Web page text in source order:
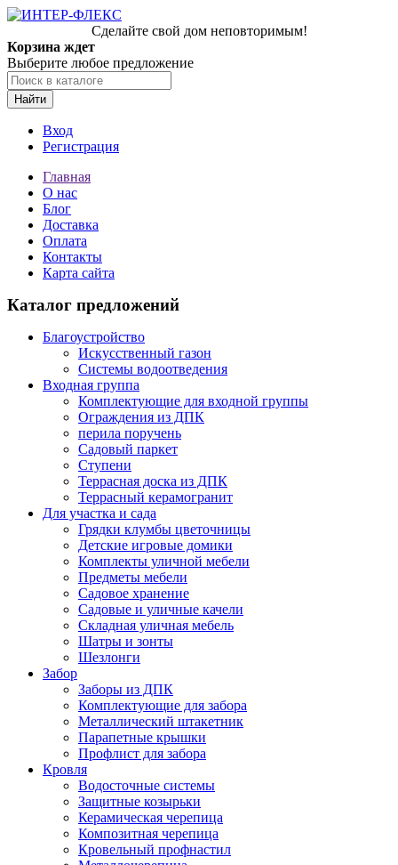
Сделайте свой дом неповторимым!
Корзина ждет
Выберите любое предложение
Найти
Вход
Регистрация
Главная
О нас
Блог
Доставка
Оплата
Контакты
Карта сайта
Каталог предложений
Благоустройство
Искусственный газон
Системы водоотведения
Входная группа
Комплектующие для входной группы
Ограждения из ДПК
перила поручень
Садовый паркет
Ступени
Террасная доска из ДПК
Террасный керамогранит
Для участка и сада
Грядки клумбы цветочницы
Детские игровые домики
Комплекты уличной мебели
Предметы мебели
Садовое хранение
Садовые и уличные качели
Складная уличная мебель
Шатры и зонты
Шезлонги
Забор
Заборы из ДПК
Комплектующие для забора
Металлический штакетник
Парапетные крышки
Профлист для забора
Кровля
Водосточные системы
Защитные козырьки
Керамическая черепица
Композитная черепица
Кровельный профнастил